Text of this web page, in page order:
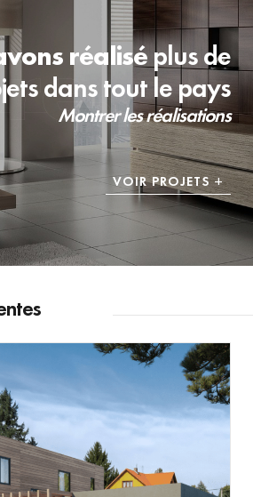
réalisé plus de
dans tout le pays
Montrer les réalisations
VOIR PROJETS